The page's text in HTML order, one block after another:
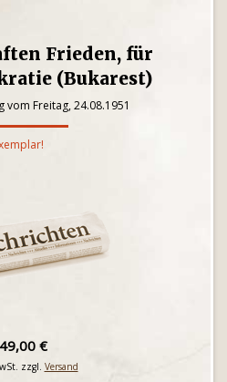
Frieden, für
(Bukarest)
vom Freitag, 24.08.1951
49,00 €
zzgl. Versand